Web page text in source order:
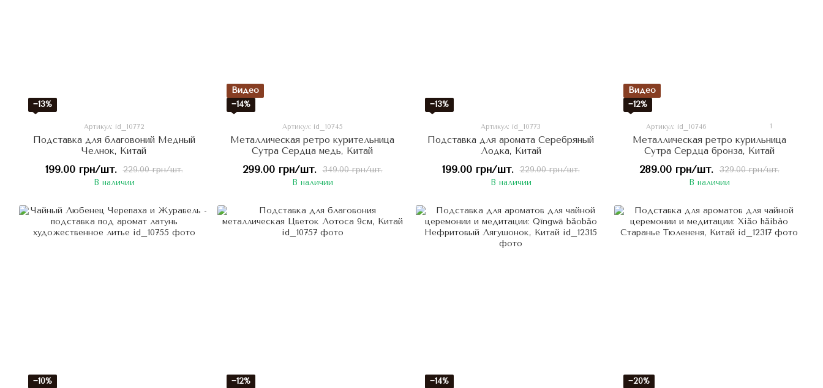
−13%
Артикул: id_10772
Подставка для благовоний Медный
Челнок, Китай
229.00 грн/шт.
199.00 грн/шт.
В наличии
Видео
−14%
Артикул: id_10745
Металлическая ретро курительница
Сутра Сердца медь, Китай
349.00 грн/шт.
299.00 грн/шт.
В наличии
−13%
Артикул: id_10773
Подставка для аромата Серебряный
Лодка, Китай
229.00 грн/шт.
199.00 грн/шт.
В наличии
Видео
−12%
Артикул: id_10746 1
Металлическая ретро курильница
Сутра Сердца бронза, Китай
329.00 грн/шт.
289.00 грн/шт.
В наличии
−10% −12% −14% −20%